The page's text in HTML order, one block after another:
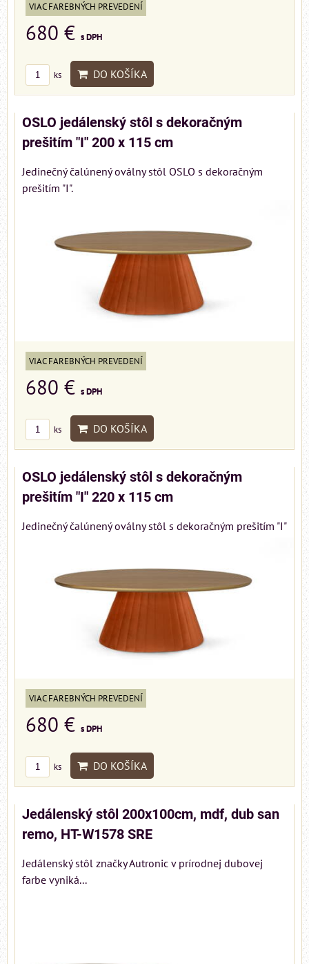
VIAC FAREBNÝCH PREVEDENÍ
680 € s DPH
ks DO KOŠÍKA
OSLO jedálenský stôl s dekoračným
prešitím "I" 200 x 115 cm
Jedinečný čalúnený oválny stôl OSLO s dekoračným
prešitím "I".
VIAC FAREBNÝCH PREVEDENÍ
680 € s DPH
ks DO KOŠÍKA
OSLO jedálenský stôl s dekoračným
prešitím "I" 220 x 115 cm
Jedinečný čalúnený oválny stôl s dekoračným prešitím "I"
VIAC FAREBNÝCH PREVEDENÍ
680 € s DPH
ks DO KOŠÍKA
Jedálenský stôl 200x100cm, mdf, dub san
remo, HT-W1578 SRE
Jedálenský stôl značky Autronic v prírodnej dubovej
farbe vyniká...